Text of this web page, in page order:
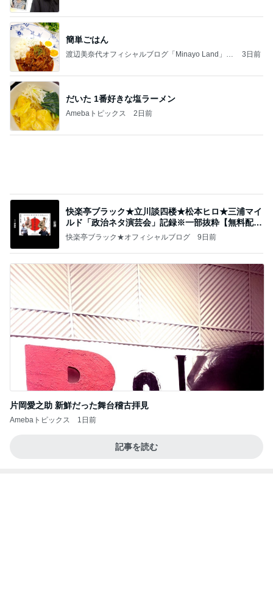
簡単ごはん
渡辺美奈代オフィシャルブログ「Minayo Land」P
3日前
だいた 1番好きな塩ラーメン
Amebaトピックス 2日前
快楽亭ブラック★立川談四楼★松本ヒロ★三浦マイ
ルド「政治ネタ演芸会」記録※一部抜粋【無料配
信】
快楽亭ブラック★オフィシャルブログ 9日前
片岡愛之助 新鮮だった舞台稽古拝見
Amebaトピックス 1日前
記事を読む